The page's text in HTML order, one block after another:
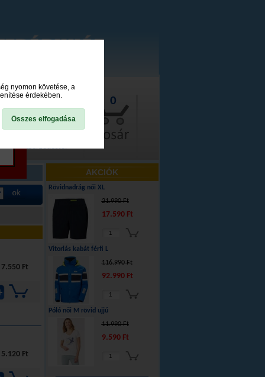
a szerződéstől
0
7.550 Ft
5.120 Ft
AKCIÓK
Rövidnadrág női XL
21.990 Ft
17.590 Ft
Vitorlás kabát férfi L
116.990 Ft
92.990 Ft
Póló női M rövid ujjú
11.990 Ft
9.590 Ft
nyomon követése, a
érdekében.
Összes elfogadása